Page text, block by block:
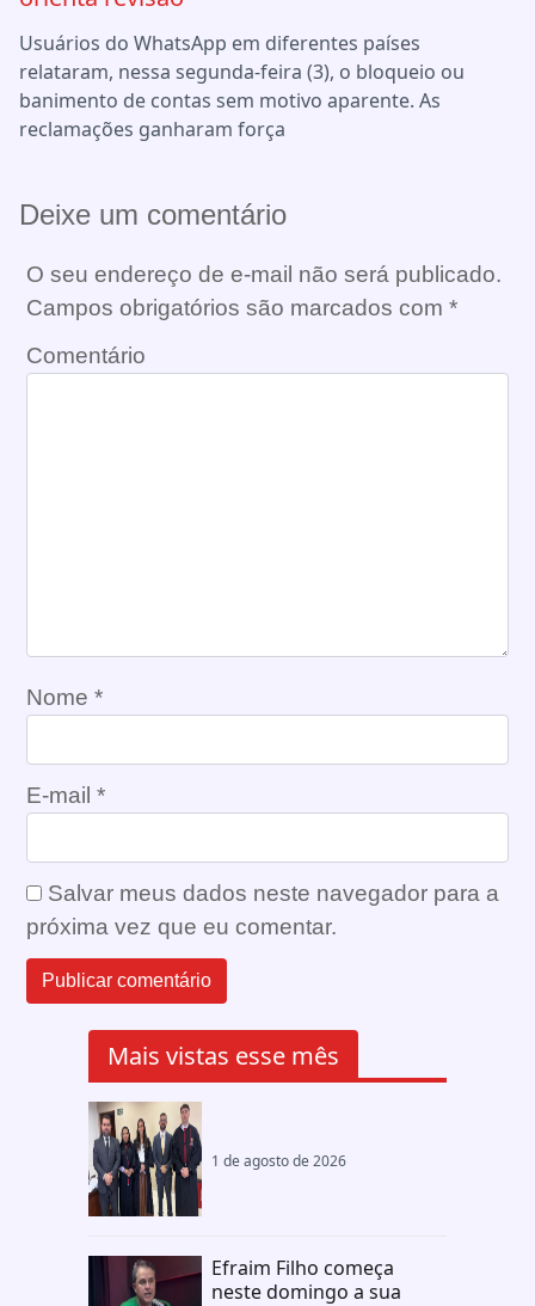
Usuários do WhatsApp em diferentes países
relataram, nessa segunda-feira (3), o bloqueio ou
banimento de contas sem motivo aparente. As
reclamações ganharam força
Deixe um comentário
O seu endereço de e-mail não será publicado.
Campos obrigatórios são marcados com *
Comentário
Nome *
E-mail *
Salvar meus dados neste navegador para a
próxima vez que eu comentar.
Mais vistas esse mês
1 de agosto de 2026
Efraim Filho começa
neste domingo a sua